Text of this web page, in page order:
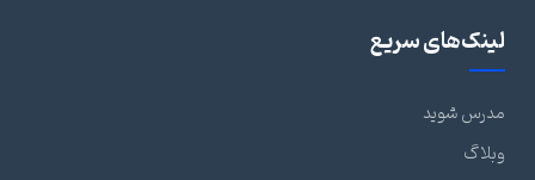
لینک‌های سریع
مدرس شوید
وبلاگ